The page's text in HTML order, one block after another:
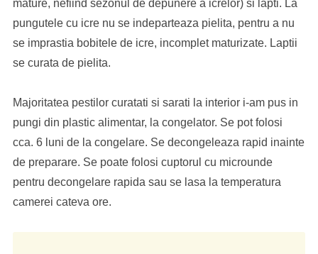
mature, nefiind sezonul de depunere a icrelor) si lapti. La
pungutele cu icre nu se indeparteaza pielita, pentru a nu
se imprastia bobitele de icre, incomplet maturizate. Laptii
se curata de pielita.
Majoritatea pestilor curatati si sarati la interior i-am pus in
pungi din plastic alimentar, la congelator. Se pot folosi
cca. 6 luni de la congelare. Se decongeleaza rapid inainte
de preparare. Se poate folosi cuptorul cu microunde
pentru decongelare rapida sau se lasa la temperatura
camerei cateva ore.